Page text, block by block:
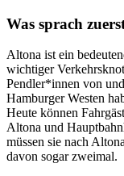
Was sprach
Altona ist ein
wichtiger
Pendler*innen von
Hamburger Westen
Heute können
Altona und
müssen sie nach
davon sogar zweimal.